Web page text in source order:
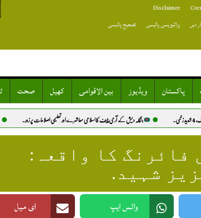
Disclaimer
دیں پرائیویسی پالیسی
تصحیح پالیسی
پاکستان ویڈیوز بین الاقوامی کھیل صحت
بنگلہ دیش کے آرمی چیف کا اسلامی معاشرے اور تعلیمی اصلاحات پر زور.
فائرنگ کا واقعہ:
شہید.
واٹس ایپ ای میل